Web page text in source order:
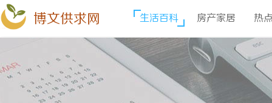
博文供求网 生活百科 房产家居 热